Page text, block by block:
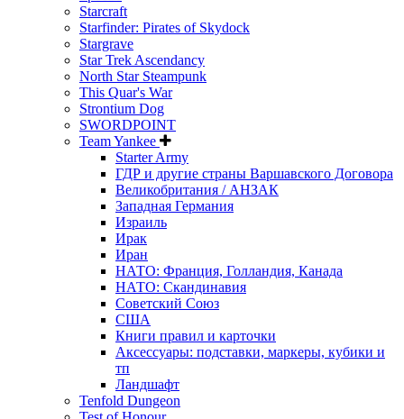
Starcraft
Starfinder: Pirates of Skydock
Stargrave
Star Trek Ascendancy
North Star Steampunk
This Quar's War
Strontium Dog
SWORDPOINT
Team Yankee
Starter Army
ГДР и другие страны Варшавского Договора
Великобритания / АНЗАК
Западная Германия
Израиль
Ирак
Иран
НАТО: Франция, Голландия, Канада
НАТО: Скандинавия
Советский Союз
США
Книги правил и карточки
Аксессуары: подставки, маркеры, кубики и
тп
Ландшафт
Tenfold Dungeon